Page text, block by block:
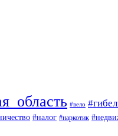
#вело
#налог #наркотик